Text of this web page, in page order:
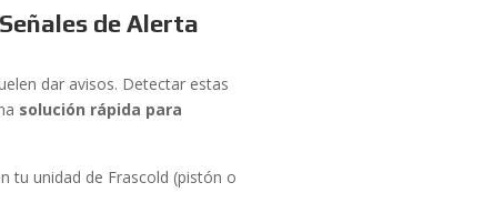
de Alerta
dar avisos. Detectar estas
solución rápida para
tu unidad de Frascold (pistón o